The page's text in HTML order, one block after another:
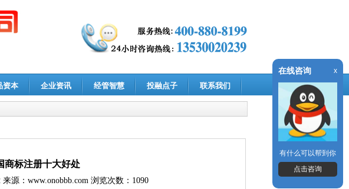
资本 企业资讯 经管智慧 投融点子 联系我们
商标注册十大好处
来源： www.onobbb.com 浏览次数：1090
在线咨询 x
有什么可以帮到你
点击咨询